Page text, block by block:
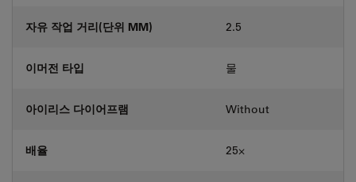
자유 작업 거리(단위 MM) 2.5
이머전 타입 물
아이리스 다이어프램 Without
배율 25⨉